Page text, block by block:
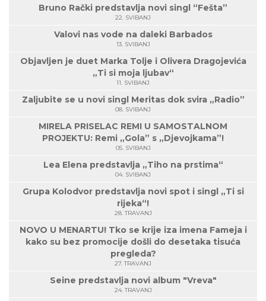
Bruno Rački predstavlja novi singl “Fešta”
22. SVIBANJ
Valovi nas vode na daleki Barbados
13. SVIBANJ
Objavljen je duet Marka Tolje i Olivera Dragojevića
„Ti si moja ljubav“
11. SVIBANJ
Zaljubite se u novi singl Meritas dok svira „Radio”
08. SVIBANJ
MIRELA PRISELAC REMI U SAMOSTALNOM
PROJEKTU: Remi „Gola” s „Djevojkama”!
05. SVIBANJ
Lea Elena predstavlja „Tiho na prstima“
04. SVIBANJ
Grupa Kolodvor predstavlja novi spot i singl „Ti si
rijeka“!
28. TRAVANJ
NOVO U MENARTU! Tko se krije iza imena Fameja i
kako su bez promocije došli do desetaka tisuća
pregleda?
27. TRAVANJ
Seine predstavlja novi album "Vreva"
24. TRAVANJ